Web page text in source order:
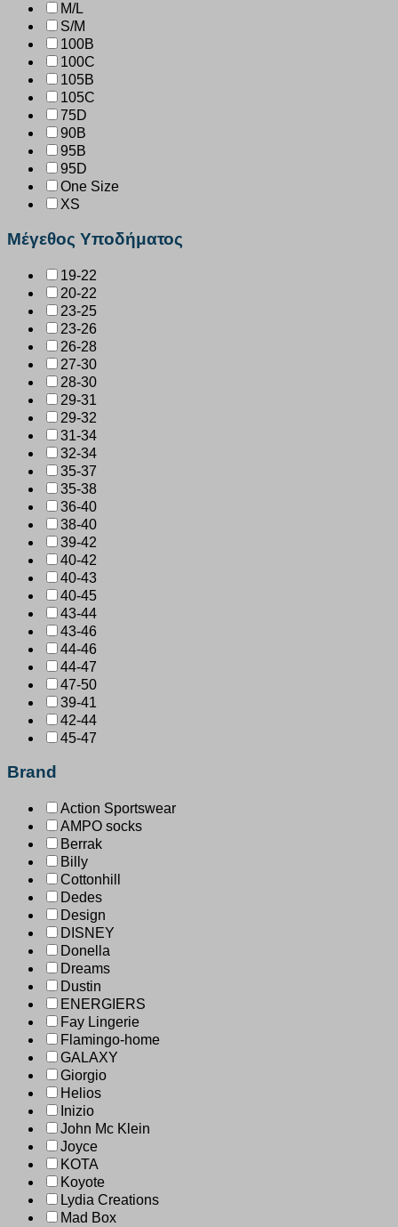
M/L
S/M
100B
100C
105B
105C
75D
90B
95B
95D
One Size
XS
Μέγεθος Υποδήματος
19-22
20-22
23-25
23-26
26-28
27-30
28-30
29-31
29-32
31-34
32-34
35-37
35-38
36-40
38-40
39-42
40-42
40-43
40-45
43-44
43-46
44-46
44-47
47-50
39-41
42-44
45-47
Brand
Action Sportswear
AMPO socks
Berrak
Billy
Cottonhill
Dedes
Design
DISNEY
Donella
Dreams
Dustin
ENERGIERS
Fay Lingerie
Flamingo-home
GALAXY
Giorgio
Helios
Inizio
John Mc Klein
Joyce
KOTA
Koyote
Lydia Creations
Mad Box